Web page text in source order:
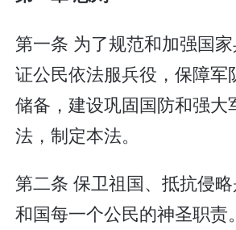
第一条 为了规范和加强国
证公民依法服兵役，保障军
储备，建设巩固国防和强大
法，制定本法。
第二条 保卫祖国、抵抗侵
和国每一个公民的神圣职责。